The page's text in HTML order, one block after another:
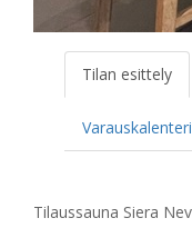
Tilan esittely
Tilaussauna Siera